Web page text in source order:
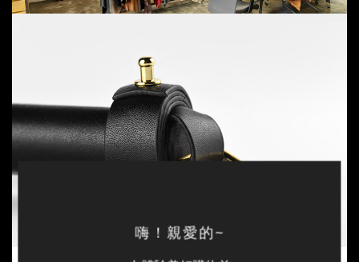
嗨！親愛的~